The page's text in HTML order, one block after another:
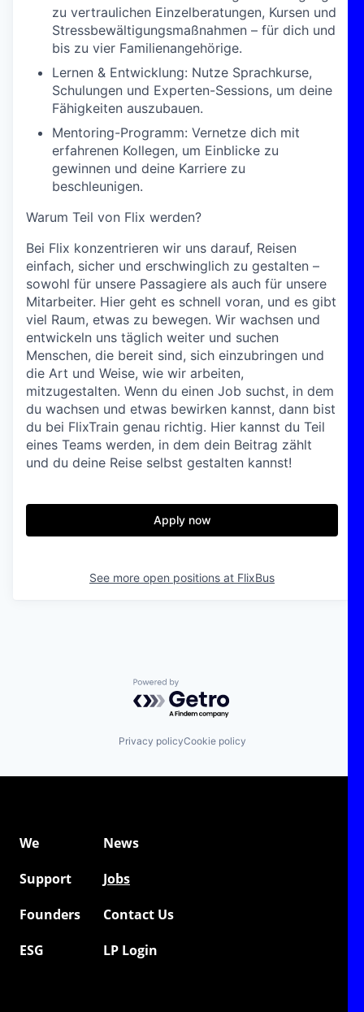
zu vertraulichen Einzelberatungen, Kursen und
Stressbewältigungsmaßnahmen – für dich und
bis zu vier Familienangehörige.
Lernen & Entwicklung: Nutze Sprachkurse,
Schulungen und Experten-Sessions, um deine
Fähigkeiten auszubauen.
Mentoring-Programm: Vernetze dich mit
erfahrenen Kollegen, um Einblicke zu
gewinnen und deine Karriere zu
beschleunigen.
Warum Teil von Flix werden?
Bei Flix konzentrieren wir uns darauf, Reisen
einfach, sicher und erschwinglich zu gestalten –
sowohl für unsere Passagiere als auch für unsere
Mitarbeiter. Hier geht es schnell voran, und es gibt
viel Raum, etwas zu bewegen. Wir wachsen und
entwickeln uns täglich weiter und suchen
Menschen, die bereit sind, sich einzubringen und
die Art und Weise, wie wir arbeiten,
mitzugestalten. Wenn du einen Job suchst, in dem
du wachsen und etwas bewirken kannst, dann bist
du bei FlixTrain genau richtig. Hier kannst du Teil
eines Teams werden, in dem dein Beitrag zählt
und du deine Reise selbst gestalten kannst!
Apply now
See more open positions at FlixBus
Powered by Getro.com
Privacy policyCookie policy
We
News
Support
Jobs
Founders
Contact Us
ESG
LP Login